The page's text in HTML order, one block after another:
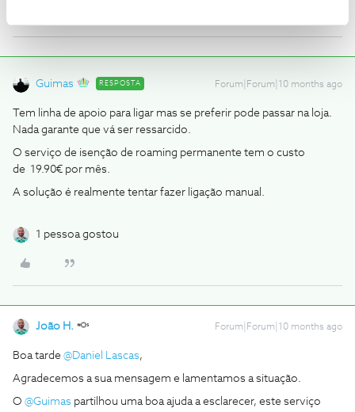
Guimas RESPOSTA Forum|Forum|10 months ago
Tem linha de apoio para ligar mas se preferir pode passar na loja.
Nada garante que vá ser ressarcido.
O serviço de isenção de roaming permanente tem o custo
de 19.90€ por mês.
A solução é realmente tentar fazer ligação manual.
1 pessoa gostou
João H. Forum|Forum|10 months ago
Boa tarde ​ @Daniel Lascas,
Agradecemos a sua mensagem e lamentamos a situação.
O ​ @Guimas partilhou uma boa ajuda a esclarecer, este serviço